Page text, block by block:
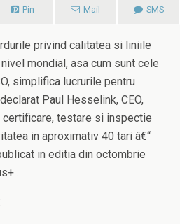
Pin Mail SMS
privind calitatea si liniile
mondial, asa cum sunt cele
simplifica lucrurile pentru
Paul Hesselink, CEO,
certificare, testare si inspectie
in aproximativ 40 tari â€“
in editia din octombrie
.